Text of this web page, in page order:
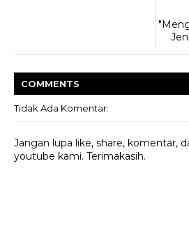
COMMENTS
Tidak Ada Komentar:
Jangan lupa like, share, komentar,
youtube kami. Terimakasih.